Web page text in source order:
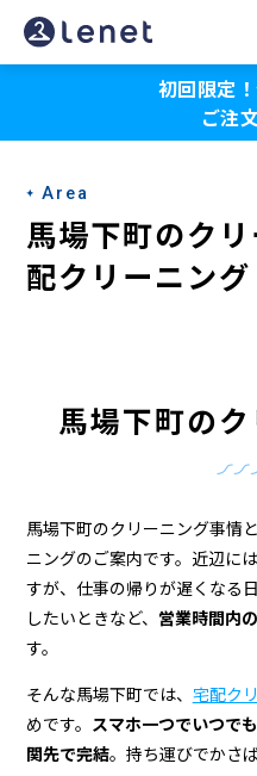
馬
場
町
の
ク
リ
＆
宅
配
ク
リ
ー
初回限定
ご注
Area
馬場下町のク
配クリーニング
馬場下町の
馬場下町のクリーニング事情と
ニングのご案内です。近辺に
すが、仕事の帰りが遅くなる
したいときなど、 営業時間内
す。
そんな馬場下町では、 宅配ク
めです。 スマホ一つでいつで
関先で完結。持ち運びでかさ